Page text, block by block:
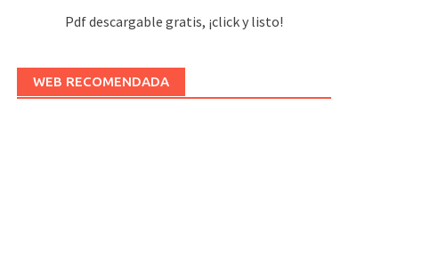
Pdf descargable gratis, ¡click y listo!
WEB RECOMENDADA